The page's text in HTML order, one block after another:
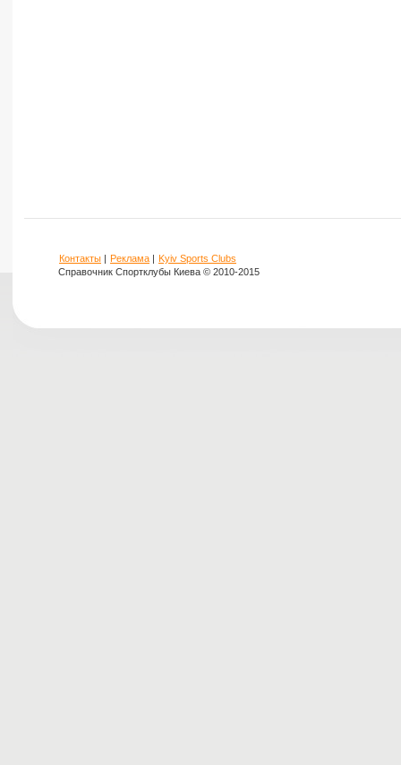
Контакты | Реклама | Kyiv Sports Clubs
Справочник Спортклубы Киева © 2010-2015